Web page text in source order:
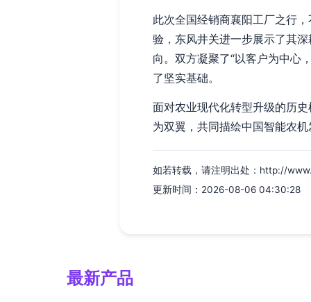
此次全国经销商襄阳工厂之行
验，东风井关进一步展示了其
向。双方凝聚了“以客户为中心
了坚实基础。
面对农业现代化转型升级的历
为双翼，共同描绘中国智能农
如若转载，请注明出处：http://
更新时间：2026-08-06 04:30:28
最新产品